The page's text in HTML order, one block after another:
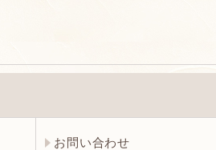
お問い合わせ